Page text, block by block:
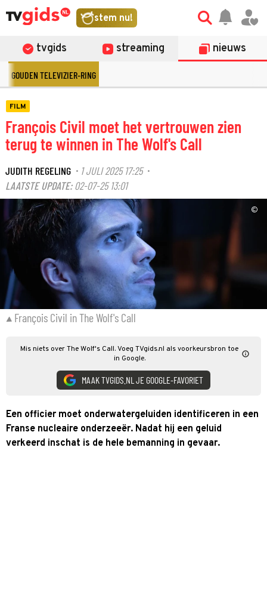
stem nu!
tvgids streaming nieuws
GOUDEN TELEVIZIER-RING
FILM
François Civil moet het vertrouwen zien
terug te winnen in The Wolf's Call
JUDITH REGELING · 1 JULI 2025 17:25·
LAATSTE UPDATE: 02-07-25 13:01
©
François Civil in The Wolf's Call
Mis niets over The Wolf's Call. Voeg TVgids.nl als voorkeursbron toe
in Google.
MAAK TVGIDS.NL JE GOOGLE-FAVORIET
Een officier moet onderwatergeluiden identificeren in een
Franse nucleaire onderzeeër. Nadat hij een geluid
verkeerd inschat is de hele bemanning in gevaar.